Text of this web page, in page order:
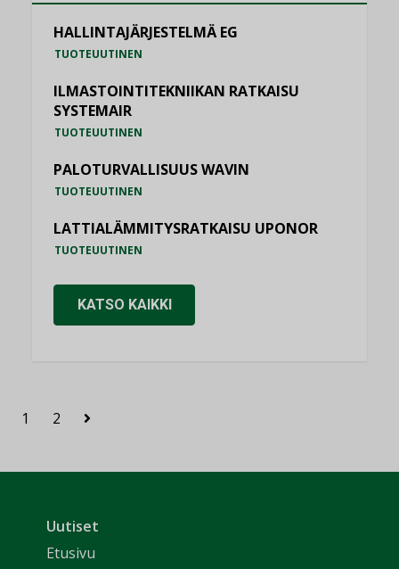
HALLINTAJÄRJESTELMÄ EG
TUOTEUUTINEN
ILMASTOINTITEKNIIKAN RATKAISU
SYSTEMAIR
TUOTEUUTINEN
PALOTURVALLISUUS WAVIN
TUOTEUUTINEN
LATTIALÄMMITYSRATKAISU UPONOR
TUOTEUUTINEN
KATSO KAIKKI
1 2
Uutiset
Etusivu